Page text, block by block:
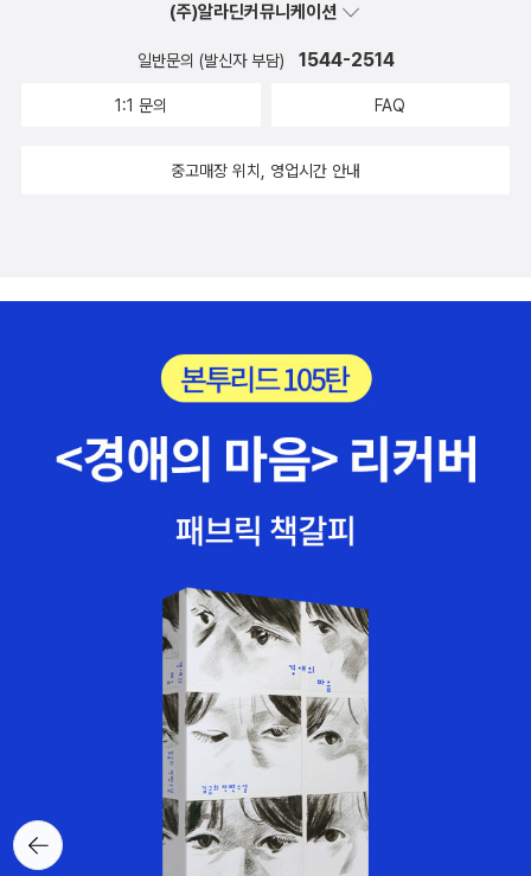
인해 더욱 큰 모습으로 승화하는 예수님의 사랑을 깨닫는 순간이 되
뒤로가
기
(주)알라딘커뮤니케이션
일반문의 (발신자 부담) 1544-2514
1:1 문의 FAQ
중고매장 위치, 영업시간 안내